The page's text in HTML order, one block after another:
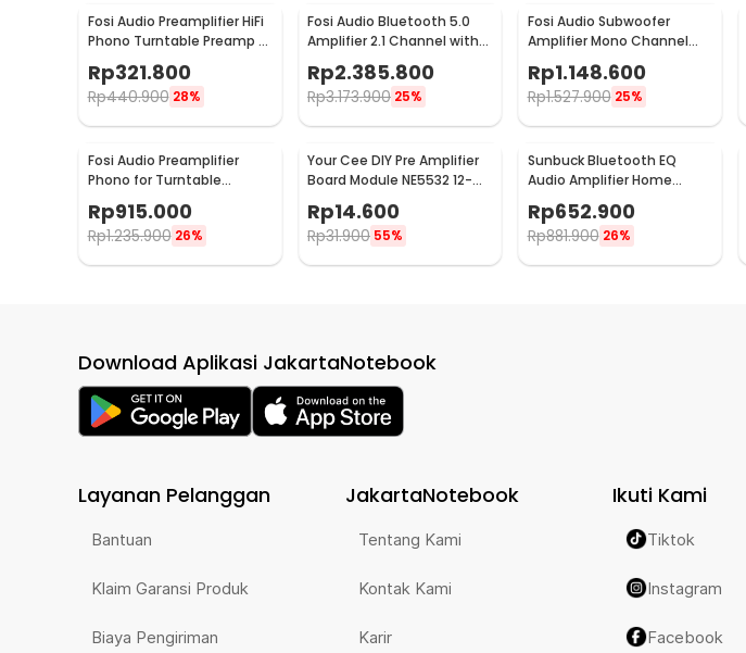
Fosi Audio Preamplifier HiFi
Phono Turntable Preamp -
BOX X1
Rp321.800
Rp440.900 28%
Fosi Audio Bluetooth 5.0
Amplifier 2.1 Channel with
Remote - DA2120C
Rp2.385.800
Rp3.173.900 25%
Fosi Audio Subwoofer
Amplifier Mono Channel
200W TPA3255D2 - M03
Rp1.148.600
Rp1.527.900 25%
Fosi Audio Preamplifier
Phono for Turntable
Box X2
Rp915.000
Rp1.235.900 26%
Your Cee DIY Pre Amplifier
Board Module NE5532 12-
30V - XH-A902
Rp14.600
Rp31.900 55%
Sunbuck Bluetooth EQ
Audio Amplifier Home
Theater FM 2000W - TAV-
6188BT
Rp652.900
Rp881.900 26%
Download Aplikasi JakartaNotebook
Layanan Pelanggan
Bantuan
Klaim Garansi Produk
Biaya Pengiriman
JakartaNotebook
Tentang Kami
Kontak Kami
Karir
Ikuti Kami
Tiktok
Instagram
Facebook